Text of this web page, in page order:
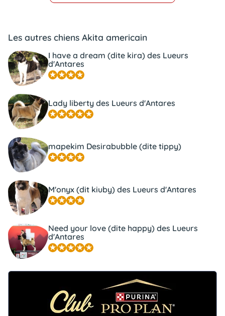
Les autres chiens Akita americain
I have a dream (dite kira) des Lueurs
d'Antares
Lady liberty des Lueurs d'Antares
mapekim Desirabubble (dite tippy)
M'onyx (dit kiuby) des Lueurs d'Antares
Need your love (dite happy) des Lueurs
d'Antares